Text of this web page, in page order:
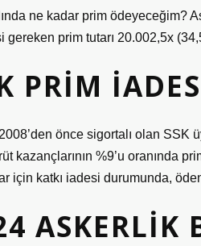
ne kadar prim ödeyeceğim?
gereken prim tutarı 20.002,5x
PRIM
önce sigortalı olan SSK
kazançlarının %9’u oranında
için katkı iadesi durumunda,
ASKERLIK